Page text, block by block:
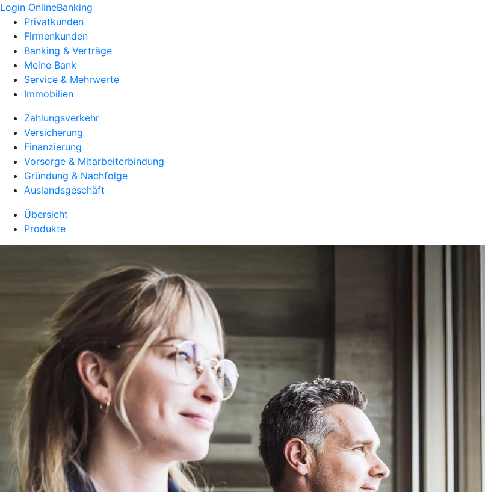
Login OnlineBanking
Privatkunden
Firmenkunden
Banking & Verträge
Meine Bank
Service & Mehrwerte
Immobilien
Zahlungsverkehr
Versicherung
Finanzierung
Vorsorge & Mitarbeiterbindung
Gründung & Nachfolge
Auslandsgeschäft
Übersicht
Produkte